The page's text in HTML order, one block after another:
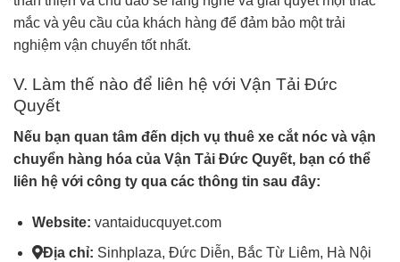
mắc và yêu cầu của khách hàng để đảm bảo một trải
nghiệm vận chuyển tốt nhất.
V. Làm thế nào để liên hệ với Vận Tải Đức
Quyết
Nếu bạn quan tâm đến dịch vụ thuê xe cắt nóc và vận
chuyển hàng hóa của Vận Tải Đức Quyết, bạn có thể
liên hệ với công ty qua các thông tin sau đây:
Website: vantaiducquyet.com
Địa chỉ: Sinhplaza, Đức Diễn, Bắc Từ Liêm, Hà Nội